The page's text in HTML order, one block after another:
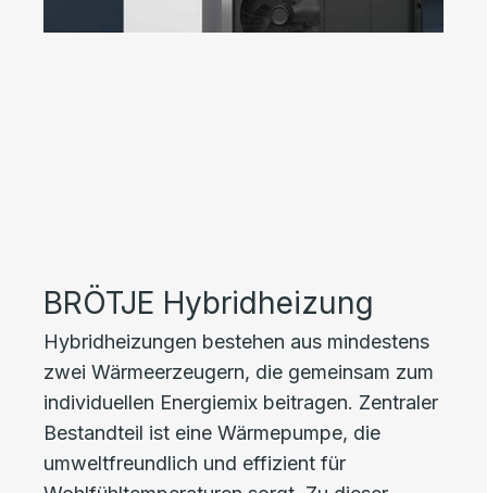
BRÖTJE Hybridheizung
Hybridheizungen bestehen aus mindestens
zwei Wärmeerzeugern, die gemeinsam zum
individuellen Energiemix beitragen. Zentraler
Bestandteil ist eine Wärmepumpe, die
umweltfreundlich und effizient für